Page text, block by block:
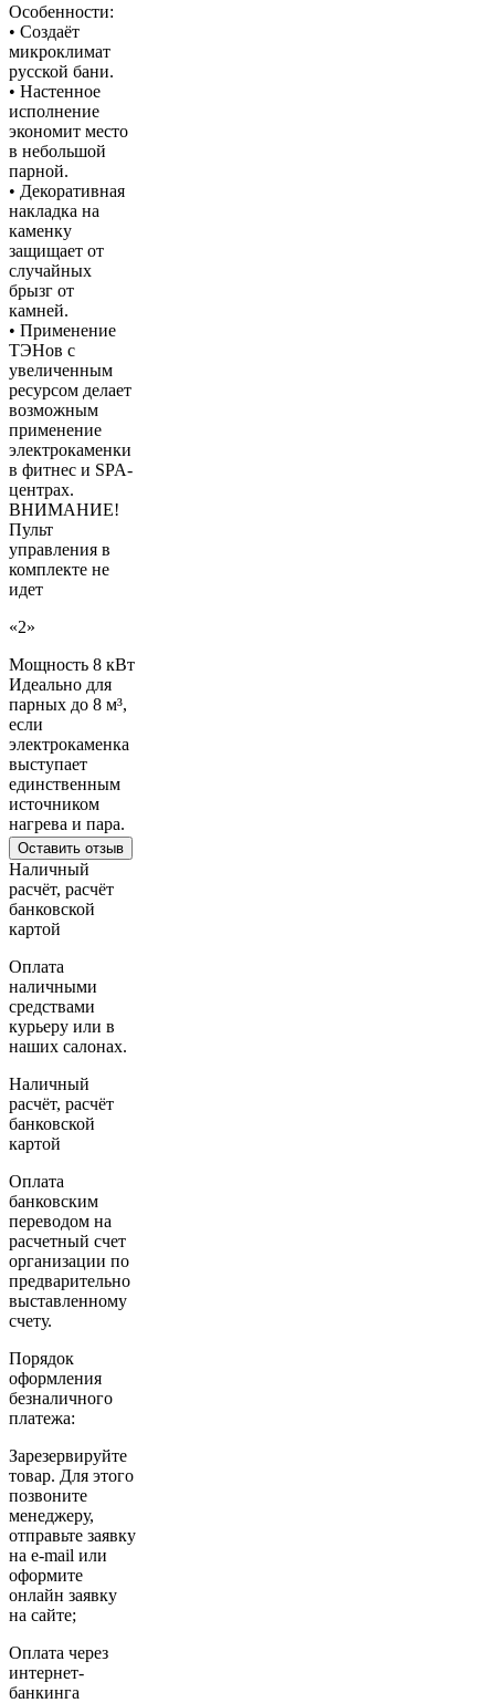
Особенности:
• Создаёт
микроклимат
русской бани.
• Настенное
исполнение
экономит место
в небольшой
парной.
• Декоративная
накладка на
каменку
защищает от
случайных
брызг от
камней.
• Применение
ТЭНов с
увеличенным
ресурсом делает
возможным
применение
электрокаменки
в фитнес и SPA-
центрах.
ВНИМАНИЕ!
Пульт
управления в
комплекте не
идет
«2»
Мощность 8 кВт
Идеально для
парных до 8 м³,
если
электрокаменка
выступает
единственным
источником
нагрева и пара.
Оставить отзыв
Наличный
расчёт, расчёт
банковской
картой
Оплата
наличными
средствами
курьеру или в
наших салонах.
Наличный
расчёт, расчёт
банковской
картой
Оплата
банковским
переводом на
расчетный счет
организации по
предварительно
выставленному
счету.
Порядок
оформления
безналичного
платежа:
Зарезервируйте
товар. Для этого
позвоните
менеджеру,
отправьте заявку
на e-mail или
оформите
онлайн заявку
на сайте;
Оплата через
интернет-
банкинга